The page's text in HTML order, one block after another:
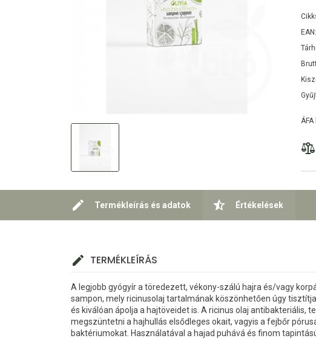
EAN:
Termékleírás és adatok Értékelések
TERMÉKLEÍRÁS
A legjobb gyógyír a töredezett, vékony-szálú hajra és/vagy
sampon, mely ricinusolaj tartalmának köszönhetően úgy
és kiválóan ápolja a hajtöveidet is. A ricinus olaj antibakteriális,
megszüntetni a hajhullás elsődleges okait, vagyis a fejbőr
baktériumokat. Használatával a hajad puhává és finom